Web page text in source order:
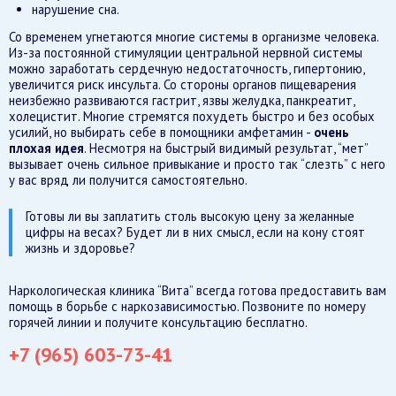
нарушение сна.
Со временем угнетаются многие системы в организме человека.
Из-за постоянной стимуляции центральной нервной системы
можно заработать сердечную недостаточность, гипертонию,
увеличится риск инсульта. Со стороны органов пищеварения
неизбежно развиваются гастрит, язвы желудка, панкреатит,
холецистит. Многие стремятся похудеть быстро и без особых
усилий, но выбирать себе в помощники амфетамин - очень
плохая идея. Несмотря на быстрый видимый результат, “мет”
вызывает очень сильное привыкание и просто так “слезть” с него
у вас вряд ли получится самостоятельно.
Готовы ли вы заплатить столь высокую цену за желанные
цифры на весах? Будет ли в них смысл, если на кону стоят
жизнь и здоровье?
Наркологическая клиника “Вита” всегда готова предоставить вам
помощь в борьбе с наркозависимостью. Позвоните по номеру
горячей линии и получите консультацию бесплатно.
+7 (965) 603-73-41